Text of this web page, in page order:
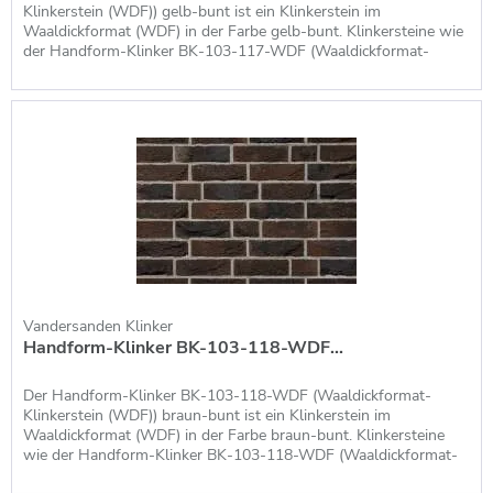
Erreichung dieser Ziele nutzt. Entsprechend gibt es
vielenachhaltige und ökologische Klinkersteinevom
Klinkersteine, Klinkerriemchen,
Fassadensysteme und mehr
Nicht nur Klinker und Riemchen werden von Vandersanden
produziert, auch komplette Fassadensysteme und
Pflasterklinker hat der Hersteller im Sortiment. Der
Schwerpunkt liegt allerdings im Bereich der Verblender und
legen.
Vandersanden Klinker
Vandersanden bietet ein umfangreiches Sortiment von
Klinkern und Verblendern, die mit allen gängigen
Herstellungsverfahren produziert werden. Tradition und
Klinkerstein (WDF)) gelb-bunt ist ein Klinkerstein im
Waaldickformat (WDF) in der Farbe gelb-bunt. Klinkersteine wie
der Handform-Klinker BK-103-117-WDF (Waaldickformat-
produziert werden, haben die Maße 215 x 100 x 65 mm (LxBxH),
Vandersanden Klinker
Handform-Klinker BK-103-118-WDF...
Der Handform-Klinker BK-103-118-WDF (Waaldickformat-
Klinkerstein (WDF)) braun-bunt ist ein Klinkerstein im
Waaldickformat (WDF) in der Farbe braun-bunt. Klinkersteine
wie der Handform-Klinker BK-103-118-WDF (Waaldickformat-